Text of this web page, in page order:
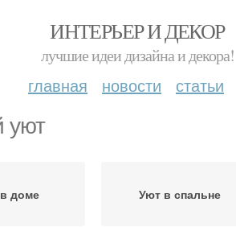
ИНТЕРЬЕР И ДЕКОР
лучшие идеи дизайна и декора!
главная новости статьи
уют
доме Уют в спальне